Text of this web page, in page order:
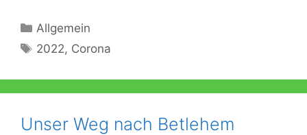
Kategorien
Allgemein
Schlagwörter
2022, Corona
Unser Weg nach Betlehem